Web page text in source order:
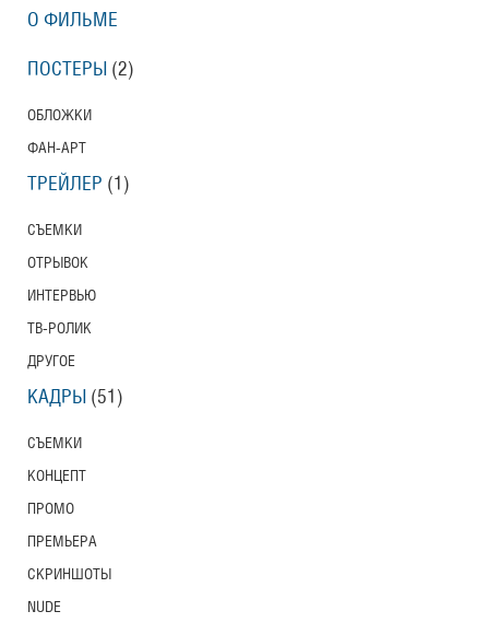
О ФИЛЬМЕ
ПОСТЕРЫ (2)
ОБЛОЖКИ
ФАН-АРТ
ТРЕЙЛЕР (1)
СЪЕМКИ
ОТРЫВОК
ИНТЕРВЬЮ
ТВ-РОЛИК
ДРУГОЕ
КАДРЫ (51)
СЪЕМКИ
КОНЦЕПТ
ПРОМО
ПРЕМЬЕРА
СКРИНШОТЫ
NUDE